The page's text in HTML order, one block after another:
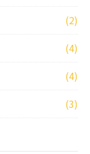
(2)
(4)
(4)
(3)